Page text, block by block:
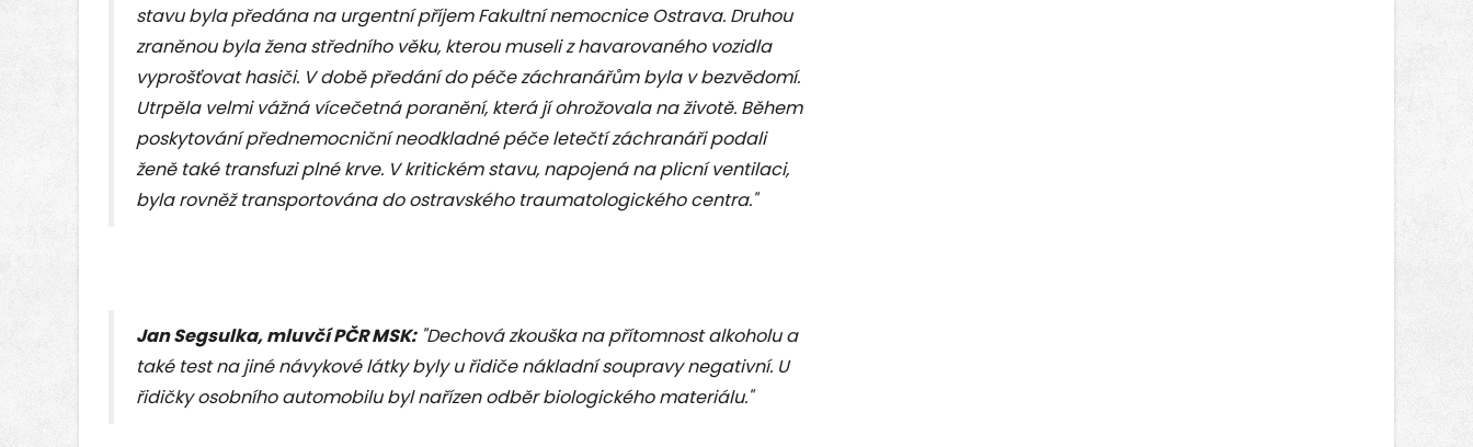
stavu byla předána na urgentní příjem Fakultní nemocnice Ostrava. Druhou
zraněnou byla žena středního věku, kterou museli z havarovaného vozidla
vyprošťovat hasiči. V době předání do péče záchranářům byla v bezvědomí.
Utrpěla velmi vážná vícečetná poranění, která jí ohrožovala na životě. Během
poskytování přednemocniční neodkladné péče letečtí záchranáři podali
ženě také transfuzi plné krve. V kritickém stavu, napojená na plicní ventilaci,
byla rovněž transportována do ostravského traumatologického centra."
Jan Segsulka, mluvčí PČR MSK:"Dechová zkouška na přítomnost alkoholu a
také test na jiné návykové látky byly u řidiče nákladní soupravy negativní. U
řidičky osobního automobilu byl nařízen odběr biologického materiálu."